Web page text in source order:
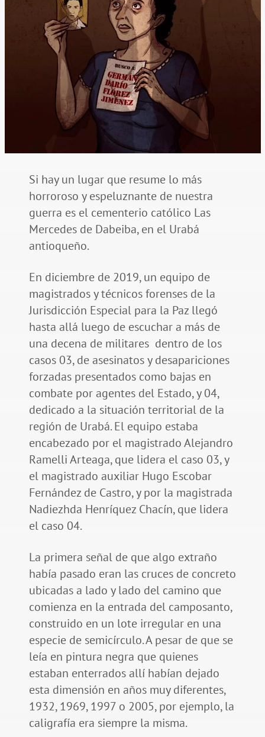
Si hay un lugar que resume lo más
horroroso y espeluznante de nuestra
guerra es el cementerio católico Las
Mercedes de Dabeiba, en el Urabá
antioqueño.
En diciembre de 2019, un equipo de
magistrados y técnicos forenses de la
Jurisdicción Especial para la Paz llegó
hasta allá luego de escuchar a más de
una decena de militares dentro de los
casos 03, de asesinatos y desapariciones
forzadas presentados como bajas en
combate por agentes del Estado, y 04,
dedicado a la situación territorial de la
región de Urabá. El equipo estaba
encabezado por el magistrado Alejandro
Ramelli Arteaga, que lidera el caso 03, y
el magistrado auxiliar Hugo Escobar
Fernández de Castro, y por la magistrada
Nadiezhda Henríquez Chacín, que lidera
el caso 04.
La primera señal de que algo extraño
había pasado eran las cruces de concreto
ubicadas a lado y lado del camino que
comienza en la entrada del camposanto,
construido en un lote irregular en una
especie de semicírculo. A pesar de que se
leía en pintura negra que quienes
estaban enterrados allí habían dejado
esta dimensión en años muy diferentes,
1932, 1969, 1997 o 2005, por ejemplo, la
caligrafía era siempre la misma.